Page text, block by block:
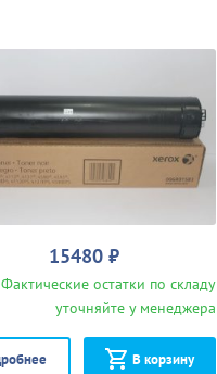
15480 ₽
остатки по складу
уточняйте у менеджера
В корзину